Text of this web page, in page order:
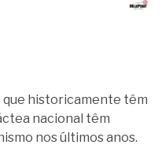
que historicamente têm
nacional têm
nos últimos anos.